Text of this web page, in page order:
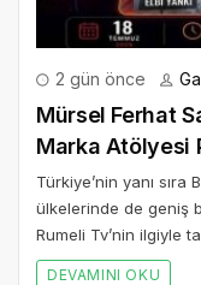
2 gün önce
Mürsel Ferhat
Marka Atölyesi
Türkiye’nin yanı
ülkelerinde de geniş
Rumeli Tv’nin ilgiyle
DEVAMINI OKU